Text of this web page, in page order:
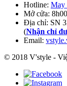
Hotline: May
Mở cửa:
Địa chỉ: SN
(Nhận chỉ
Email:
© 2018 V'style -